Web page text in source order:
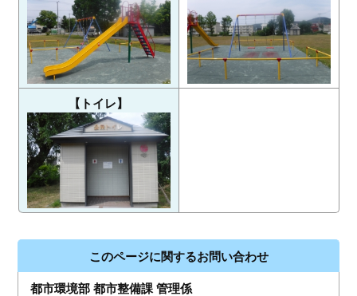
【トイレ】
このページに関するお問い合わせ
都市環境部 都市整備課 管理係